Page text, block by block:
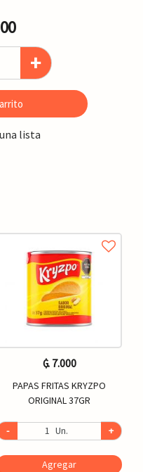
+
lista
₲. 7.000
PAPAS FRITAS KRYZPO
ORIGINAL 37GR
- Un. +
Agregar